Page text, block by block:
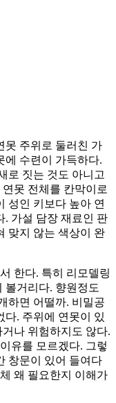
못 주위로 둘러친 가
에 수련이 가득하다.
로 짓는 것도 아니고
못 전체를 칸막이로
성인 키보다 높아 연
. 가설 담장 재료인 판
맞지 않는 색상이 완
한다. 특히 리모델링
볼거리다. 향원정도
하면 어떨까. 비밀공
다. 주위에 연못이 있
나 위험하지도 않다.
유를 모르겠다. 그렇
창문이 있어 들여다
왜 필요한지 이해가